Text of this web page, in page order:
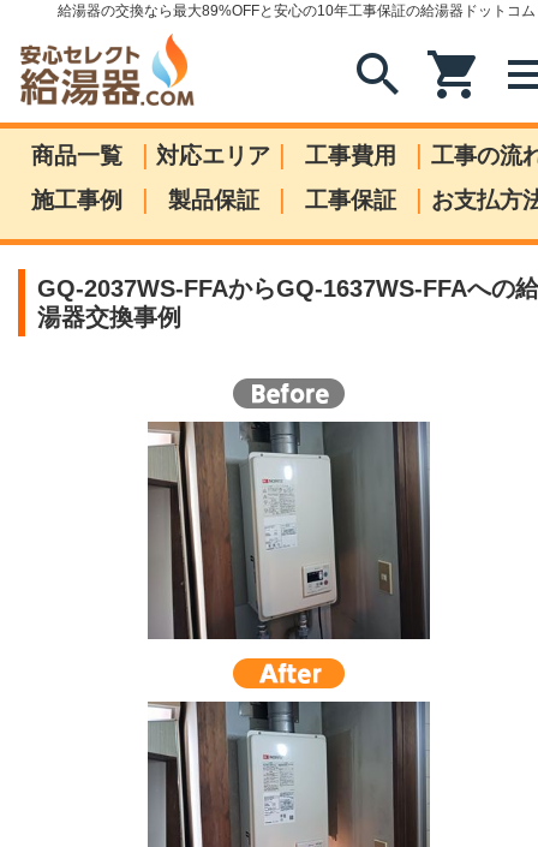
給湯器の交換なら最大89%OFFと安心の10年工事保証の給湯器ドットコム
search shopping_cart
商品一覧 | 対応エリア | 工事費用 | 工事の流
施工事例
| 製品保証 | 工事保証 | お支払方
GQ-2037WS-FFAからGQ-1637WS-FFAへの給
湯器交換事例